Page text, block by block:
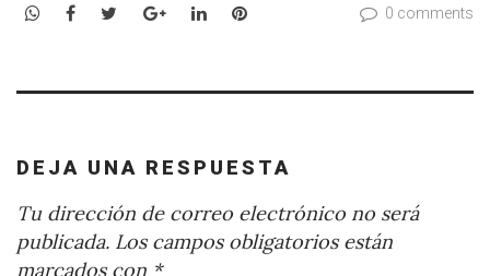
WhatsApp
Facebook
TwitterGoogle+LinkedInPinterest 0 comments
DEJA UNA RESPUESTA
Tu dirección de correo electrónico no será
publicada. Los campos obligatorios están
marcados con *